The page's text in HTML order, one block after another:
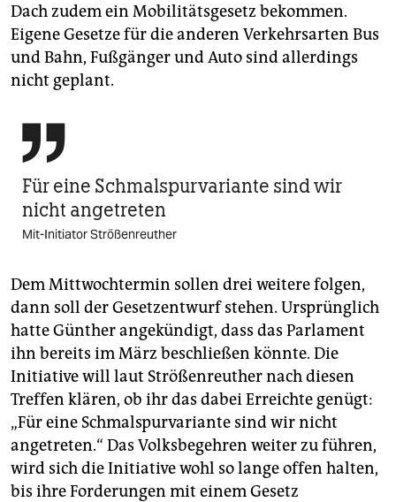
Dach zudem ein Mobilitätsgesetz bekommen.
Eigene Gesetze für die anderen Verkehrsarten Bus
und Bahn, Fußgänger und Auto sind allerdings
nicht geplant.

Für eine Schmalspurvariante sind wir
nicht angetreten
Mit-Initiator Strößenreuther
Dem Mittwochtermin sollen drei weitere folgen,
dann soll der Gesetzentwurf stehen. Ursprünglich
hatte Günther angekündigt, dass das Parlament
ihn bereits im März beschließen könnte. Die
Initiative will laut Strößenreuther nach diesen
Treffen klären, ob ihr das dabei Erreichte genügt:
„Für eine Schmalspurvariante sind wir nicht
angetreten.“ Das Volksbegehren weiter zu führen,
wird sich die Initiative wohl so lange offen halten,
bis ihre Forderungen mit einem Gesetz